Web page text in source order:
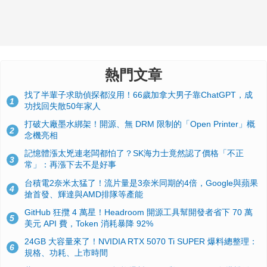
熱門文章
1
找了半輩子求助偵探都沒用！66歲加拿大男子靠ChatGPT，成
功找回失散50年家人
2
打破大廠墨水綁架！開源、無 DRM 限制的「Open Printer」概
念機亮相
3
記憶體漲太兇連老闆都怕了？SK海力士竟然認了價格「不正
常」：再漲下去不是好事
4
台積電2奈米太猛了！流片量是3奈米同期的4倍，Google與蘋果
搶首發、輝達與AMD排隊等產能
5
GitHub 狂攬 4 萬星！Headroom 開源工具幫開發者省下 70 萬
美元 API 費，Token 消耗暴降 92%
6
24GB 大容量來了！NVIDIA RTX 5070 Ti SUPER 爆料總整理：
規格、功耗、上市時間